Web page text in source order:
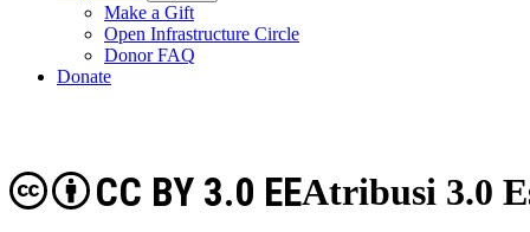
Make a Gift
Open Infrastructure Circle
Donor FAQ
Donate
Atribusi 3.0
CC BY 3.0 EE